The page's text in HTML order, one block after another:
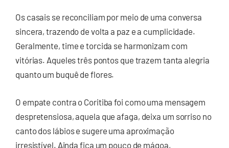
Os casais se reconciliam por meio de uma conversa
sincera, trazendo de volta a paz e a cumplicidade.
Geralmente, time e torcida se harmonizam com
vitórias. Aqueles três pontos que trazem tanta alegria
quanto um buquê de flores.
O empate contra o Coritiba foi como uma mensagem
despretensiosa, aquela que afaga, deixa um sorriso no
canto dos lábios e sugere uma aproximação
irresistível. Ainda fica um pouco de mágoa,